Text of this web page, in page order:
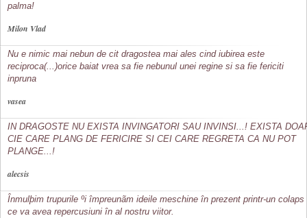
palma!
Milon Vlad
Nu e nimic mai nebun de cit dragostea mai ales cind iubirea este
reciproca(...)orice baiat vrea sa fie nebunul unei regine si sa fie fericiti
inpruna
vasea
IN DRAGOSTE NU EXISTA INVINGATORI SAU INVINSI...! EXISTA
CIE CARE PLANG DE FERICIRE SI CEI CARE REGRETA CA NU POT
PLANGE...!
alecsis
Înmulþim trupurile ºi împreunãm ideile meschine în prezent printr-un colaps
ce va avea repercusiuni în al nostru viitor.